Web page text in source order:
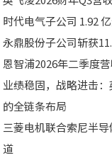
时代电气子公司 1.92
永鼎股份子公司斩获
恩智浦2026年二季度
业绩稳固，战略进击
的全链条布局
三菱电机联合索尼半
道